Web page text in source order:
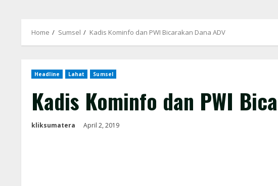
Home Sumsel Kadis Kominfo dan PWI Bicarakan Dana ADV
Headline Lahat Sumsel
Kadis Kominfo dan PWI
kliksumatera April 2, 2019